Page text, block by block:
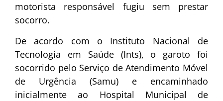
motorista responsável fugiu sem prestar
socorro.
De acordo com o Instituto Nacional de
Tecnologia em Saúde (Ints), o garoto foi
socorrido pelo Serviço de Atendimento Móvel
de Urgência (Samu) e encaminhado
inicialmente ao Hospital Municipal de